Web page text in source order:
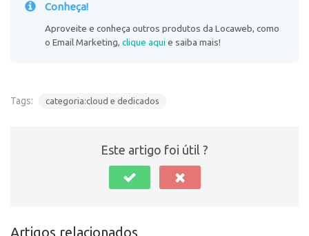
Conheça!
Aproveite e conheça outros produtos da Locaweb, como
o Email Marketing, clique aqui e saiba mais!
Tags: categoria:cloud e dedicados
Este artigo foi útil ?
Artigos relacionados